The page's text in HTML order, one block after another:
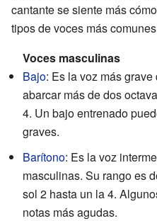
cantante se siente más
tipos de voces más
Voces masculinas
Bajo: Es la voz más
abarcar más de dos
4. Un bajo entrenado
graves.
Barítono: Es la voz
masculinas. Su rango es
sol 2 hasta un la 4.
notas más agudas.